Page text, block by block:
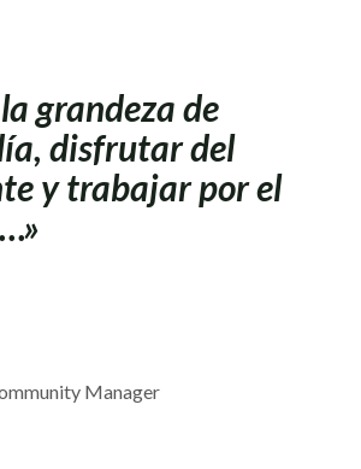
grandeza de
disfrutar del
y trabajar por el
Manager